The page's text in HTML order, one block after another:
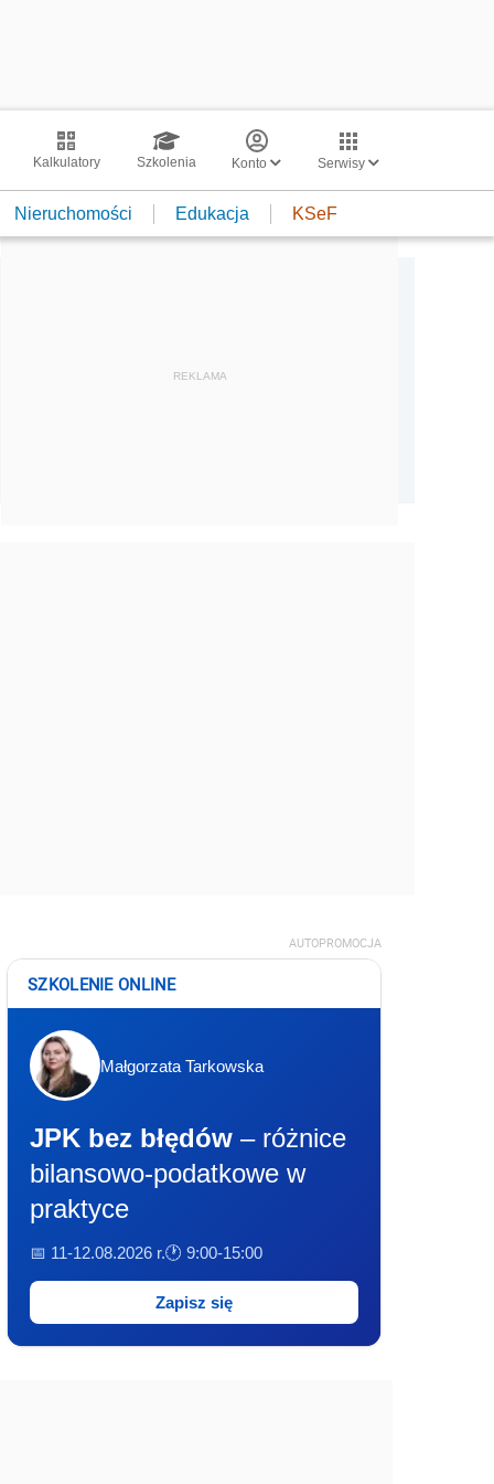
Kalkulatory Szkolenia Konto Serwisy
Nieruchomości Edukacja KSeF
REKLAMA
AUTOPROMOCJA
SZKOLENIE ONLINE
Małgorzata Tarkowska
JPK bez błędów – różnice
bilansowo-podatkowe w
praktyce
📅 11-12.08.2026 r.🕐 9:00-15:00
Zapisz się